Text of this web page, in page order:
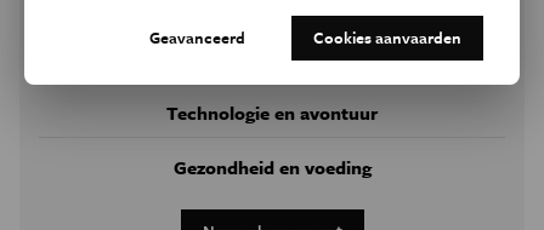
Achtergrond en kennis
Technologie en avontuur
Gezondheid en voeding
Geavanceerd Cookies aanvaarden